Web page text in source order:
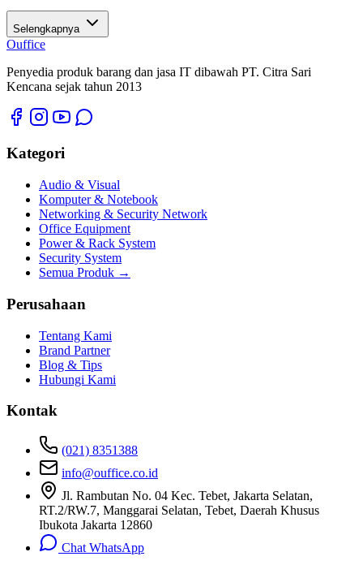
Selengkapnya
Ouffice
Penyedia produk barang dan jasa IT dibawah PT. Citra Sari
Kencana sejak tahun 2013
Kategori
Audio & Visual
Komputer & Notebook
Networking & Security Network
Office Equipment
Power & Rack System
Security System
Semua Produk →
Perusahaan
Tentang Kami
Brand Partner
Blog & Tips
Hubungi Kami
Kontak
(021) 8351388
info@ouffice.co.id
Jl. Rambutan No. 04 Kec. Tebet, Jakarta Selatan,
RT.2/RW.7, Manggarai Selatan, Tebet, Daerah Khusus
Ibukota Jakarta 12860
Chat WhatsApp